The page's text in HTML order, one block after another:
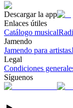
Descargar la app
Enlaces útiles
Catálogo musical
Jamendo
Jamendo para artistas
Legal
Condiciones
Síguenos